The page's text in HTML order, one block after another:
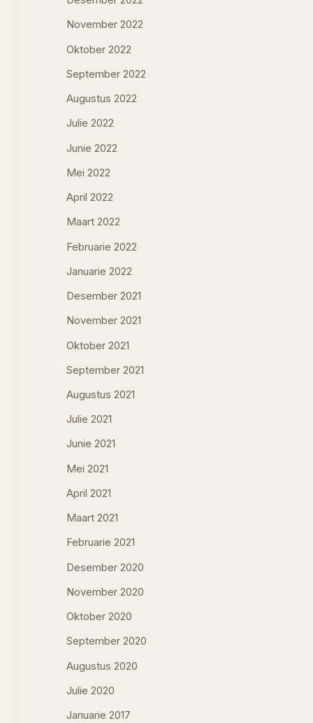
November 2022
Oktober 2022
September 2022
Augustus 2022
Julie 2022
Junie 2022
Mei 2022
April 2022
Maart 2022
Februarie 2022
Januarie 2022
Desember 2021
November 2021
Oktober 2021
September 2021
Augustus 2021
Julie 2021
Junie 2021
Mei 2021
April 2021
Maart 2021
Februarie 2021
Desember 2020
November 2020
Oktober 2020
September 2020
Augustus 2020
Julie 2020
Januarie 2017